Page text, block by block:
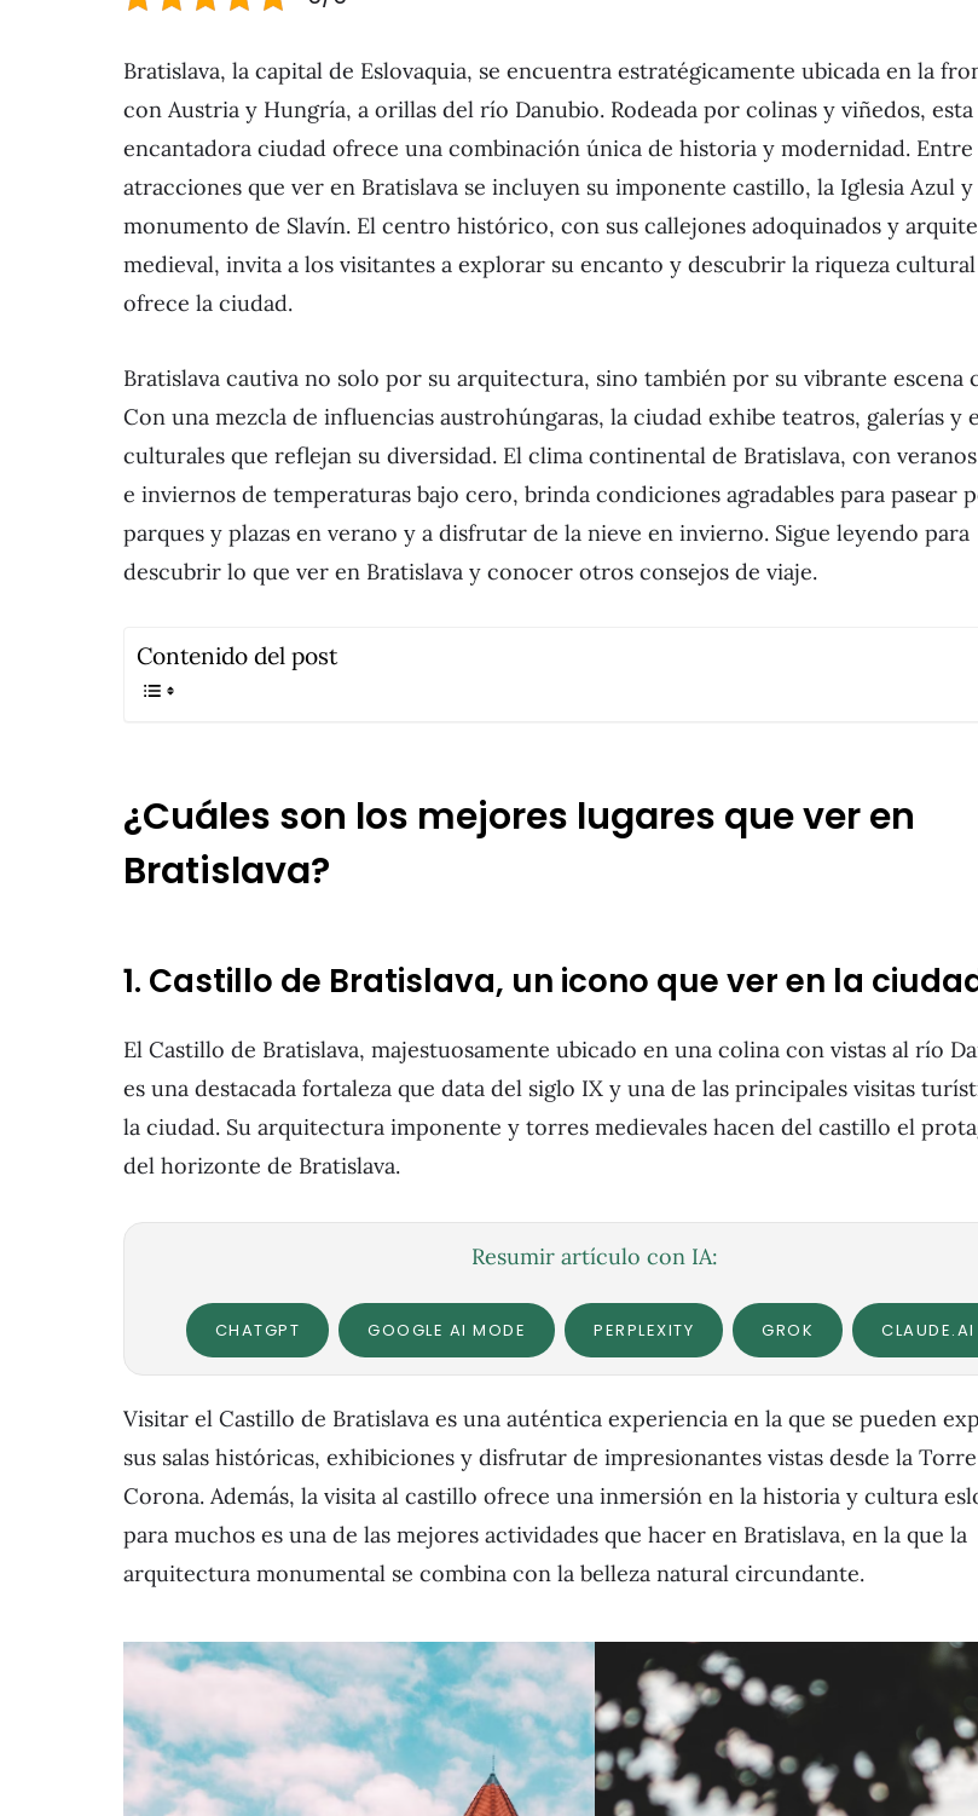
Bratislava, la capital de Eslovaquia, se encuentra estratégicamente ubicada en la
con Austria y Hungría, a orillas del río Danubio. Rodeada por colinas y viñedos, esta
encantadora ciudad ofrece una combinación única de historia y modernidad. Entre
atracciones que ver en Bratislava se incluyen su imponente castillo, la Iglesia Azul
monumento de Slavín. El centro histórico, con sus callejones adoquinados y
medieval, invita a los visitantes a explorar su encanto y descubrir la riqueza
ofrece la ciudad.
Bratislava cautiva no solo por su arquitectura, sino también por su vibrante escena
Con una mezcla de influencias austrohúngaras, la ciudad exhibe teatros, galerías y
culturales que reflejan su diversidad. El clima continental de Bratislava, con
e inviernos de temperaturas bajo cero, brinda condiciones agradables para pasear
parques y plazas en verano y a disfrutar de la nieve en invierno. Sigue leyendo para
descubrir lo que ver en Bratislava y conocer otros consejos de viaje.
Contenido del post
¿Cuáles son los mejores lugares que ver en
Bratislava?
1. Castillo de Bratislava, un icono que ver en la
El Castillo de Bratislava, majestuosamente ubicado en una colina con vistas al río
es una destacada fortaleza que data del siglo IX y una de las principales visitas
la ciudad. Su arquitectura imponente y torres medievales hacen del castillo el
del horizonte de Bratislava.
Resumir artículo con IA:
CHATGPT GOOGLE AI MODE PERPLEXITY GROK CLAUDE.AI
Visitar el Castillo de Bratislava es una auténtica experiencia en la que se pueden
sus salas históricas, exhibiciones y disfrutar de impresionantes vistas desde la
Corona. Además, la visita al castillo ofrece una inmersión en la historia y cultura
para muchos es una de las mejores actividades que hacer en Bratislava, en la que la
arquitectura monumental se combina con la belleza natural circundante.